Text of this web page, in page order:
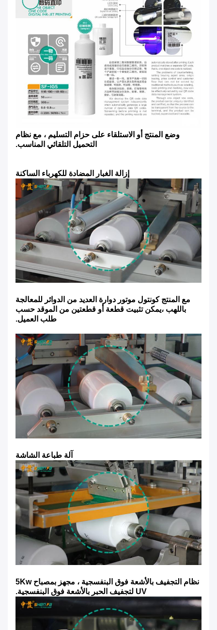
وضع المنتج أو الاستلقاء على حزام التسليم ، مع نظام
التحميل التلقائي المناسب.
إزالة الغبار المضادة للكهرباء الساكنة
مع المنتج كونتول موتور دوارة العديد من الدوائر للمعالجة
باللهب ،يمكن تثبيت قطعة أو قطعتين من الموقد حسب
طلب العميل.
آلة طباعة الشاشة
نظام التجفيف بالأشعة فوق البنفسجية ، مجهز بمصباح 5Kw
UV لتجفيف الحبر بالأشعة فوق البنفسجية.